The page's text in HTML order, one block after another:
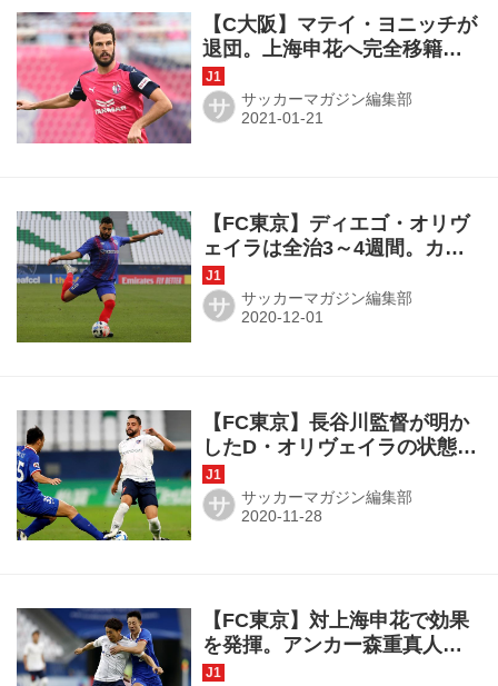
【C大阪】マテイ・ヨニッチが
退団。上海申花へ完全移籍
「セレッソは第二の家として
一生忘れません」
サ サッカーマガジン編集部
【FC東京】ディエゴ・オリヴ
ェイラは全治3～4週間。カタ
ールに残りチームに帯同
サ サッカーマガジン編集部
【FC東京】長谷川監督が明か
したD・オリヴェイラの状態
「まだ自力で歩けない」
サ サッカーマガジン編集部
【FC東京】対上海申花で効果
を発揮。アンカー森重真人と
いう選択肢